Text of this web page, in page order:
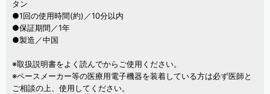
タン
●1回の使用時間(約)／10分以内
●保証期間／1年
●製造／中国
※取扱説明書をよく読んでからご使用ください。
※ペースメーカー等の医療用電子機器を装着している方は必ず医師と
ご相談の上、使用してください。